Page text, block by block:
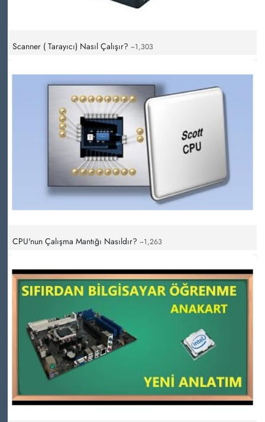
Scanner ( Tarayıcı) Nasıl Çalışır? ~1,303
CPU'nun Çalışma Mantığı Nasıldır? ~1,263